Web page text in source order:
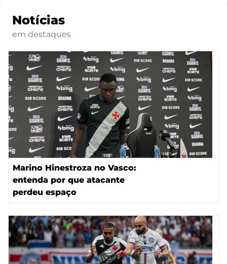
Notícias
em destaques
Marino Hinestroza no Vasco:
entenda por que atacante
perdeu espaço